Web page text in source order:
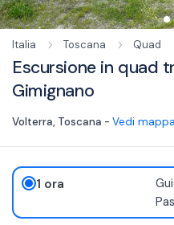
Italia Toscana Quad
Escursione in quad
Gimignano
Volterra, Toscana - Vedi mappa
1 ora